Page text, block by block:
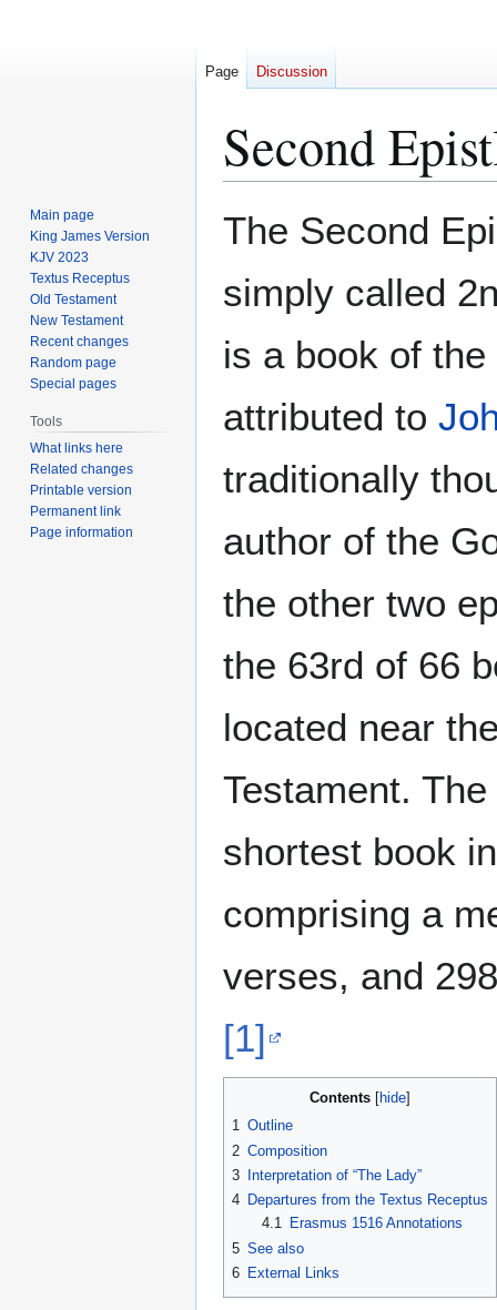
Second
The Second
simply called
is a book of the
attributed to
traditionally
author of the
the other two
the 63rd of 66
located near
Testament.
shortest book
comprising a
verses, and
[1]
Contents
1 Outline
2 Composition
3
Interpretation of “The Lady”
4 Departures from the Textus Receptus
4.1
Erasmus 1516 Annotations
5 See also
6 External Links
Page Discussion
Main page
King James Version
KJV 2023
Textus Receptus
Old Testament
New Testament
Recent changes
Random page
Special pages
Tools
What links here
Related changes
Printable version
Permanent link
Page information